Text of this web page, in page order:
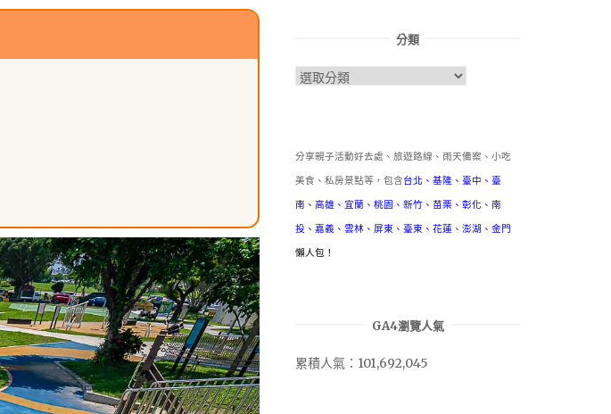
分類
分
分享親子活動好去處、旅遊路線、雨天備案、小吃
美食、私房景點等，包含台北 、 基隆 、 臺中 、 臺
南 、 高雄 、 宜蘭 、 桃園 、 新竹 、 苗栗 、 彰化 、 南
投 、 嘉義 、 雲林 、 屏東 、 臺東 、 花蓮 、 澎湖 、 金門
懶人包！
GA4瀏覽人氣
累積人氣：101,692,045